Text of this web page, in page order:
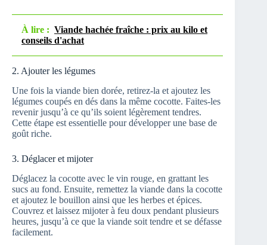
À lire : Viande hachée fraîche : prix au kilo et
conseils d'achat
2. Ajouter les légumes
Une fois la viande bien dorée, retirez-la et ajoutez les
légumes coupés en dés dans la même cocotte. Faites-les
revenir jusqu’à ce qu’ils soient légèrement tendres.
Cette étape est essentielle pour développer une base de
goût riche.
3. Déglacer et mijoter
Déglacez la cocotte avec le vin rouge, en grattant les
sucs au fond. Ensuite, remettez la viande dans la cocotte
et ajoutez le bouillon ainsi que les herbes et épices.
Couvrez et laissez mijoter à feu doux pendant plusieurs
heures, jusqu’à ce que la viande soit tendre et se défasse
facilement.